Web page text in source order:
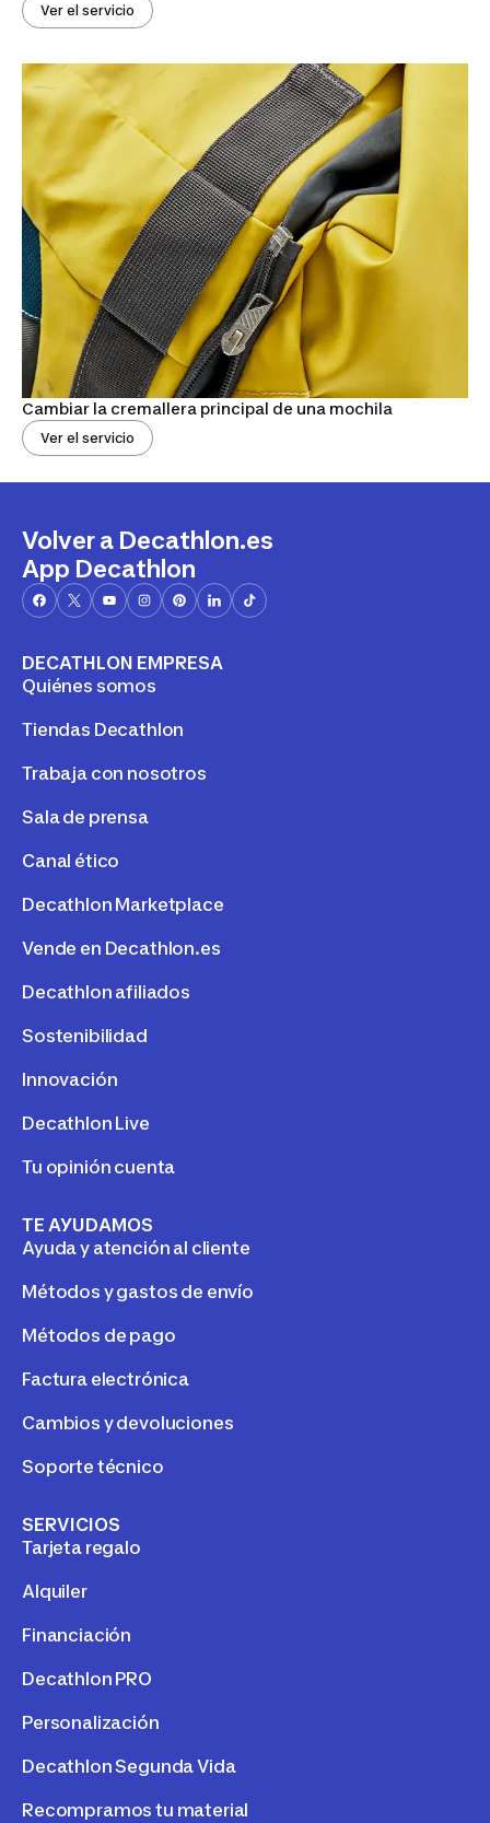
Ver el servicio
Cambiar la cremallera principal de una mochila
Ver el servicio
Volver a Decathlon.es
App Decathlon
DECATHLON EMPRESA
Quiénes somos
Tiendas Decathlon
Trabaja con nosotros
Sala de prensa
Canal ético
Decathlon Marketplace
Vende en Decathlon.es
Decathlon afiliados
Sostenibilidad
Innovación
Decathlon Live
Tu opinión cuenta
TE AYUDAMOS
Ayuda y atención al cliente
Métodos y gastos de envío
Métodos de pago
Factura electrónica
Cambios y devoluciones
Soporte técnico
SERVICIOS
Tarjeta regalo
Alquiler
Financiación
Decathlon PRO
Personalización
Decathlon Segunda Vida
Recompramos tu material